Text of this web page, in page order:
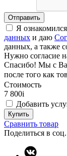
Отправить
Я
данных и даю
данных, а также
Нужно согласие
Спасибо! Мы с
после того как
Стоимость
7 800i
Добавить
Купить
Сравнить товар
Поделиться в соц.